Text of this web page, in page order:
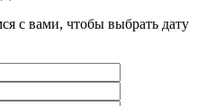
с вами, чтобы выбрать дату